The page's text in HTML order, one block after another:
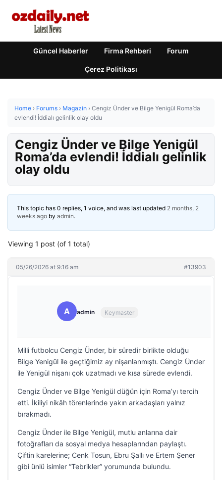
Güncel Haberler Firma Rehberi Forum
Çerez Politikası
Home › Forums › Magazin › Cengiz Ünder ve Bilge Yenigül Roma’da
evlendi! İddialı gelinlik olay oldu
Cengiz Ünder ve Bilge Yenigül
Roma’da evlendi! İddialı gelinlik
olay oldu
This topic has 0 replies, 1 voice, and was last updated 2 months, 2
weeks ago by admin.
Viewing 1 post (of 1 total)
05/26/2026 at 9:16 am #13903
A admin Keymaster
Milli futbolcu Cengiz Ünder, bir süredir birlikte olduğu
Bilge Yenigül ile geçtiğimiz ay nişanlanmıştı. Cengiz Ünder
ile Yenigül nişanı çok uzatmadı ve kısa sürede evlendi.
Cengiz Ünder ve Bilge Yenigül düğün için Roma’yı tercih
etti. İkiliyi nikâh törenlerinde yakın arkadaşları yalnız
bırakmadı.
Cengiz Ünder ile Bilge Yenigül, mutlu anlarına dair
fotoğrafları da sosyal medya hesaplarından paylaştı.
Çiftin karelerine; Cenk Tosun, Ebru Şallı ve Ertem Şener
gibi ünlü isimler “Tebrikler” yorumunda bulundu.